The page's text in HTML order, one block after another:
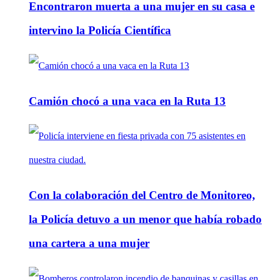
Encontraron muerta a una mujer en su casa e
intervino la Policía Científica
Camión chocó a una vaca en la Ruta 13
Con la colaboración del Centro de Monitoreo,
la Policía detuvo a un menor que había robado
una cartera a una mujer